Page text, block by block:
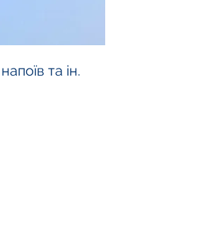
та ін.